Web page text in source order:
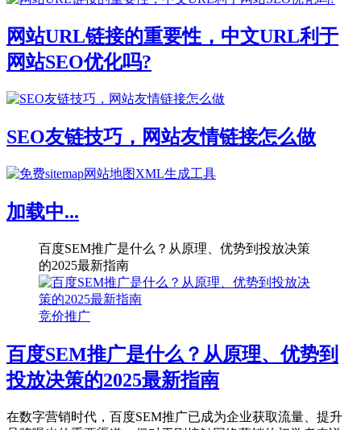
网站URL链接的重要性，中文URL利于
网站SEO优化吗?
SEO友链技巧，网站友情链接怎么做
加载中...
百度SEM推广是什么？从原理、优势到投放决策
的2025最新指南
竞价推广
百度SEM推广是什么？从原理、优势到
投放决策的2025最新指南
在数字营销时代，百度SEM推广已成为企业获取流量、提升